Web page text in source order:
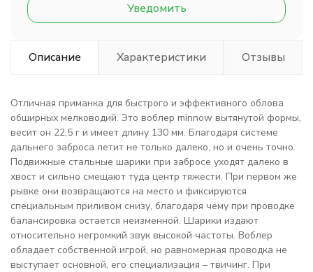
Уведомить
Описание Характеристики Отзывы
Отличная приманка для быстрого и эффективного облова
обширных мелководий. Это воблер minnow вытянутой формы,
весит он 22,5 г и имеет длину 130 мм. Благодаря системе
дальнего заброса летит не только далеко, но и очень точно.
Подвижные стальные шарики при забросе уходят далеко в
хвост и сильно смещают туда центр тяжести. При первом же
рывке они возвращаются на место и фиксируются
специальным приливом снизу, благодаря чему при проводке
балансировка остается неизменной. Шарики издают
относительно негромкий звук высокой частоты. Воблер
обладает собственной игрой, но равномерная проводка не
выступает основной, его специализация – твичинг. При